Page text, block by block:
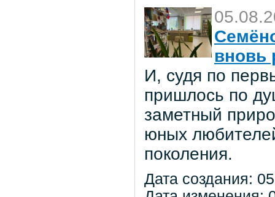
вновь
И, судя по
пришлось по
заметный
юных
поколения.
Дата создания: